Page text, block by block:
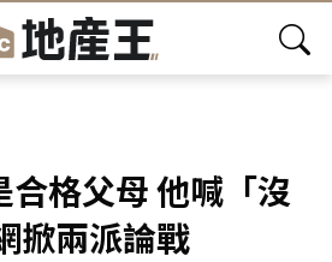
合格父母 他喊「沒
掀兩派論戰